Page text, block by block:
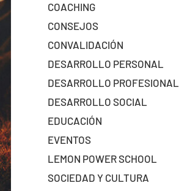
COACHING
CONSEJOS
CONVALIDACIÓN
DESARROLLO PERSONAL
DESARROLLO PROFESIONAL
DESARROLLO SOCIAL
EDUCACIÓN
EVENTOS
LEMON POWER SCHOOL
SOCIEDAD Y CULTURA